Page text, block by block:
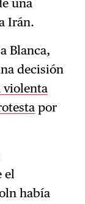
Irán.
Blanca,
decisión
violenta
por
el
había